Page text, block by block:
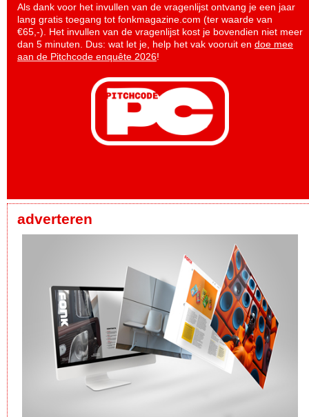
Als dank voor het invullen van de vragenlijst ontvang je een jaar
lang gratis toegang tot fonkmagazine.com (ter waarde van
€65,-). Het invullen van de vragenlijst kost je bovendien niet meer
dan 5 minuten. Dus: wat let je, help het vak vooruit en doe mee
aan de Pitchcode enquête 2026!
adverteren